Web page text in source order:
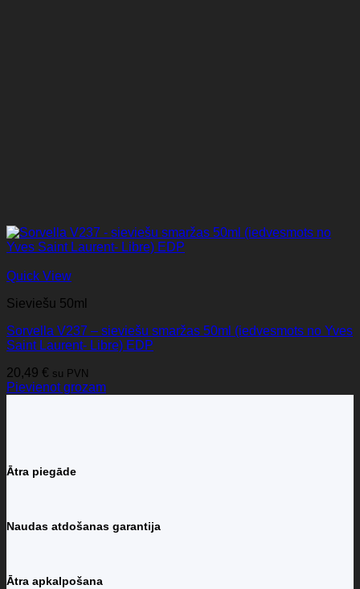
Quick View
Sieviešu 50ml
Sorvella V237 – sieviešu smaržas 50ml (iedvesmots no Yves
Saint Laurent- Libre) EDP
20,49 € su PVN
Pievienot grozam
Ātra piegāde
Naudas atdošanas garantija
Ātra apkalpošana